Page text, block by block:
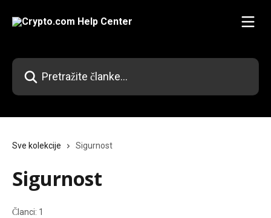
Pretražite članke...
Sve kolekcije Sigurnost
Sigurnost
Članci: 1